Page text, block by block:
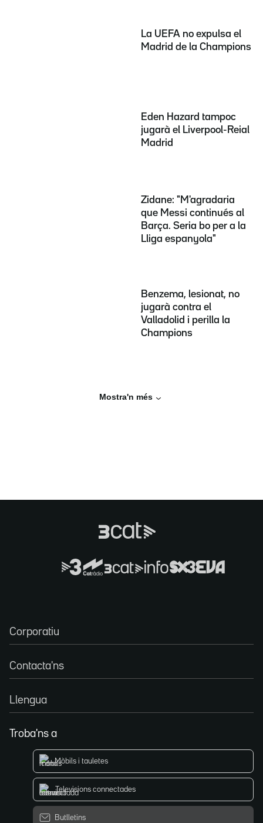
La UEFA no expulsa el
Madrid de la Champions
Eden Hazard tampoc
jugarà el Liverpool-Reial
Madrid
Zidane: "M'agradaria
que Messi continués al
Barça. Seria bo per a la
Lliga espanyola"
Benzema, lesionat, no
jugarà contra el
Valladolid i perilla la
Champions
Mostra'n més
Corporatiu
Contacta'ns
Llengua
Troba'ns a
Mòbils i tauletes
Televisions connectades
Butlletins